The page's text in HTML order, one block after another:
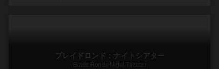
ブレイドロンド：ナイトシアター
Blade Rondo Night Theater